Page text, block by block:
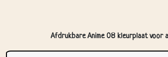
Afdrukbare Anime 08 kleurplaat voor